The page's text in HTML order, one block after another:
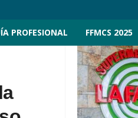
PROFESIONAL FFMCS 2025